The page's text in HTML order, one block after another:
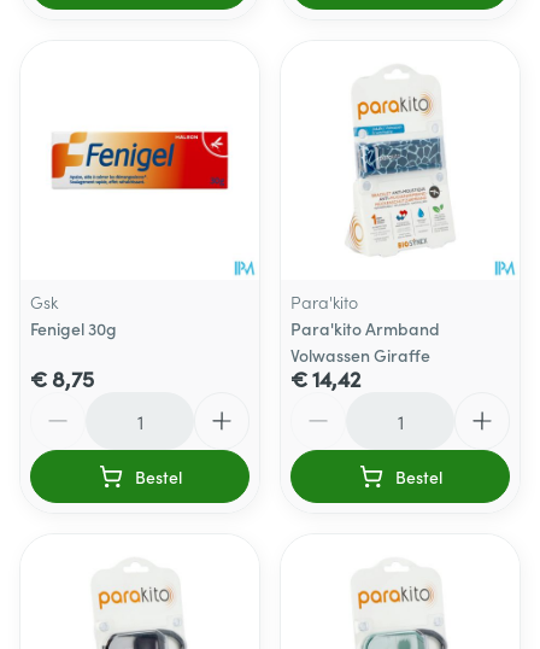
Gsk
Fenigel 30g
€ 8,75
Bestel
Para'kito
Para'kito Armband
Volwassen Giraffe
€ 14,42
Bestel